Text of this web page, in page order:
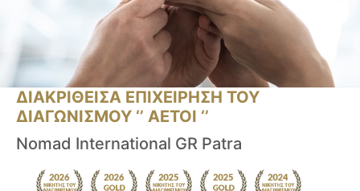
ΔΙΑΚΡΙΘΕΙΣΑ ΕΠΙΧΕΙΡΗΣΗ ΤΟΥ
ΔΙΑΓΩΝΙΣΜΟΥ ‘’ ΑΕΤΟΙ ‘’
Nomad International GR Patra